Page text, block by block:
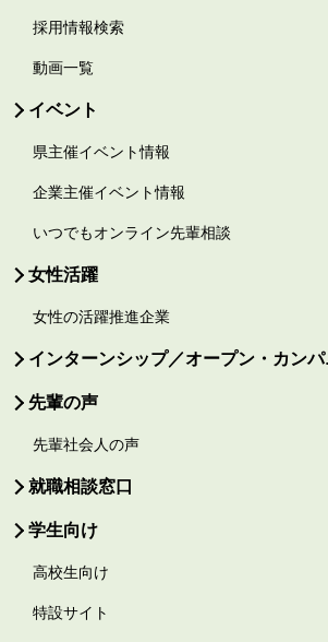
採用情報検索
動画一覧
イベント
県主催イベント情報
企業主催イベント情報
いつでもオンライン先輩相談
女性活躍
女性の活躍推進企業
インターンシップ／オープン・カン
先輩の声
先輩社会人の声
就職相談窓口
学生向け
高校生向け
特設サイト